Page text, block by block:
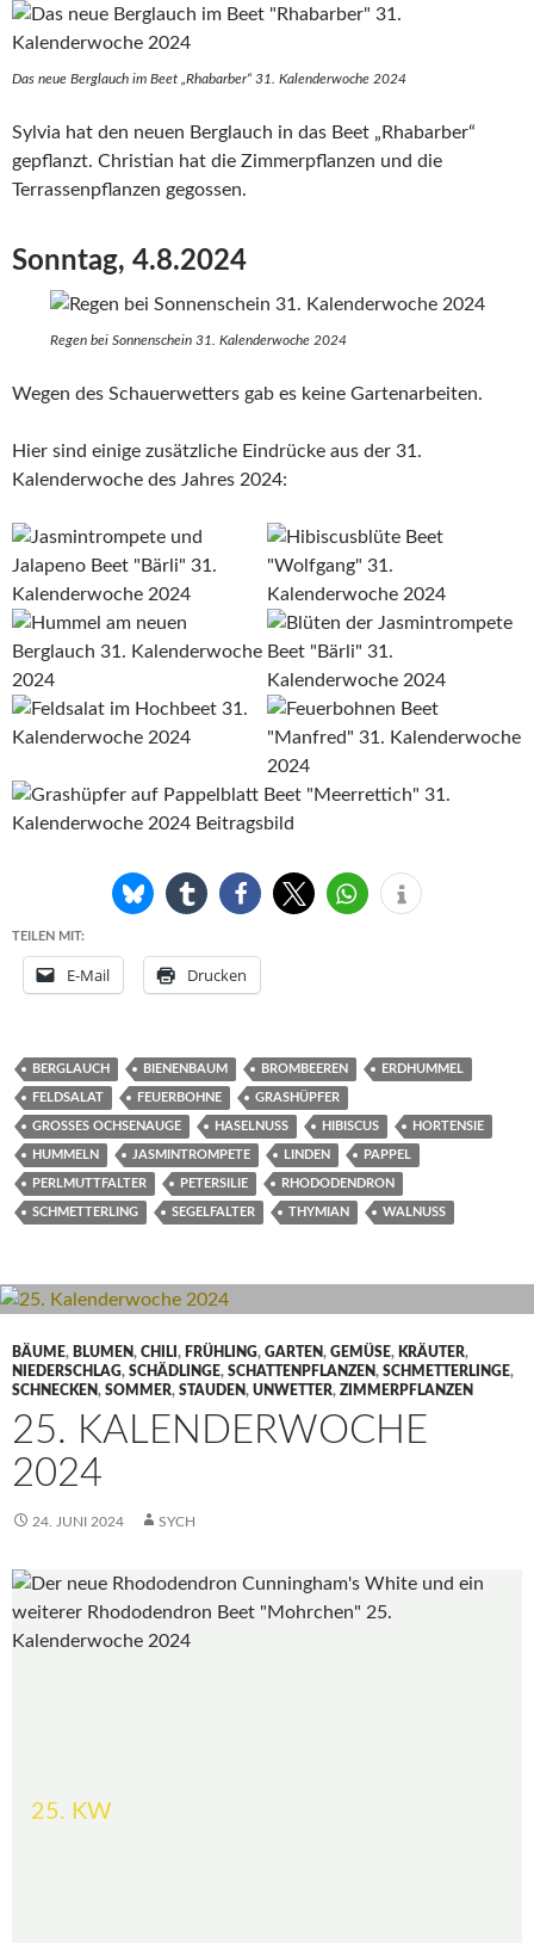
Das neue Berglauch im Beet „Rhabarber“ 31. Kalenderwoche 2024
Sylvia hat den neuen Berglauch in das Beet „Rhabarber“
gepflanzt. Christian hat die Zimmerpflanzen und die
Terrassenpflanzen gegossen.
Sonntag, 4.8.2024
Regen bei Sonnenschein 31. Kalenderwoche 2024
Wegen des Schauerwetters gab es keine Gartenarbeiten.
Hier sind einige zusätzliche Eindrücke aus der 31.
Kalenderwoche des Jahres 2024:
TEILEN MIT:
E-Mail Drucken
BERGLAUCH BIENENBAUM BROMBEEREN ERDHUMMEL
FELDSALAT FEUERBOHNE GRASHÜPFER
GROSSES OCHSENAUGE HASELNUSS HIBISCUS HORTENSIE
HUMMELN JASMINTROMPETE LINDEN PAPPEL
PERLMUTTFALTER PETERSILIE RHODODENDRON
SCHMETTERLING SEGELFALTER THYMIAN WALNUSS
BÄUME, BLUMEN, CHILI , FRÜHLING, GARTEN, GEMÜSE, KRÄUTER,
NIEDERSCHLAG, SCHÄDLINGE, SCHATTENPFLANZEN, SCHMETTERLINGE,
SCHNECKEN, SOMMER, STAUDEN, UNWETTER, ZIMMERPFLANZEN
25. KALENDERWOCHE
2024
24. JUNI 2024 SYCH
25. KW